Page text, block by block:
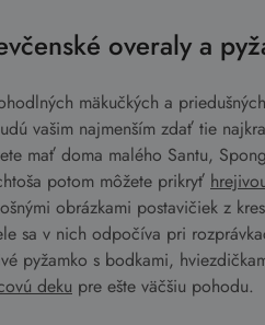
overaly a
mäkučkých a
vašim najmenším zdať tie
mať doma malého Santu,
potom môžete prikryť
obrázkami postavičiek z
sa v nich odpočíva pri
pyžamko s bodkami,
deku pre ešte väčšiu pohodu.